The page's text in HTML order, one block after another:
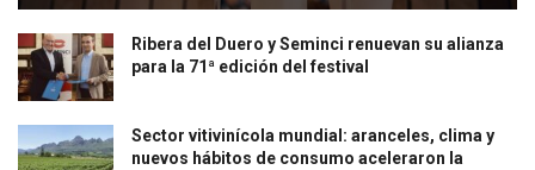
Ribera del Duero y Seminci renuevan su alianza
para la 71ª edición del festival
Sector vitivinícola mundial: aranceles, clima y
nuevos hábitos de consumo aceleraron la